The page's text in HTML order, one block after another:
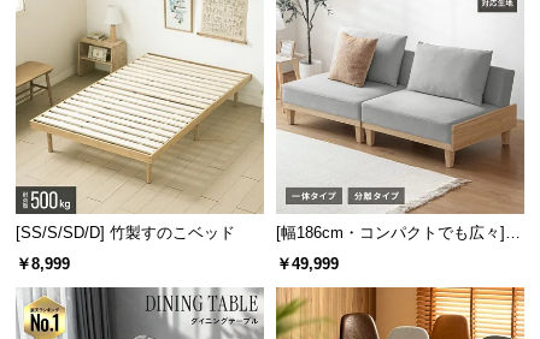
見た目を損なわせない背面化粧
背面に化粧仕上げを施しており、どの面を表にして
もお部屋の雰囲気を損なわず美しく収納できます。
[SS/S/SD/D] 竹製すのこベッド
￥8,999
[幅186cm・コンパクトでも広々] 3
人掛けソファベッド リクライニン
￥49,999